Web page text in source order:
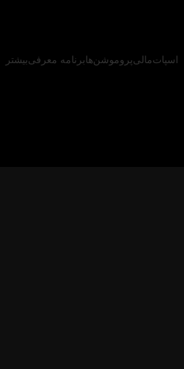
اسپاتمالیپروموشن‌هابرنامه معرفیبیشتر